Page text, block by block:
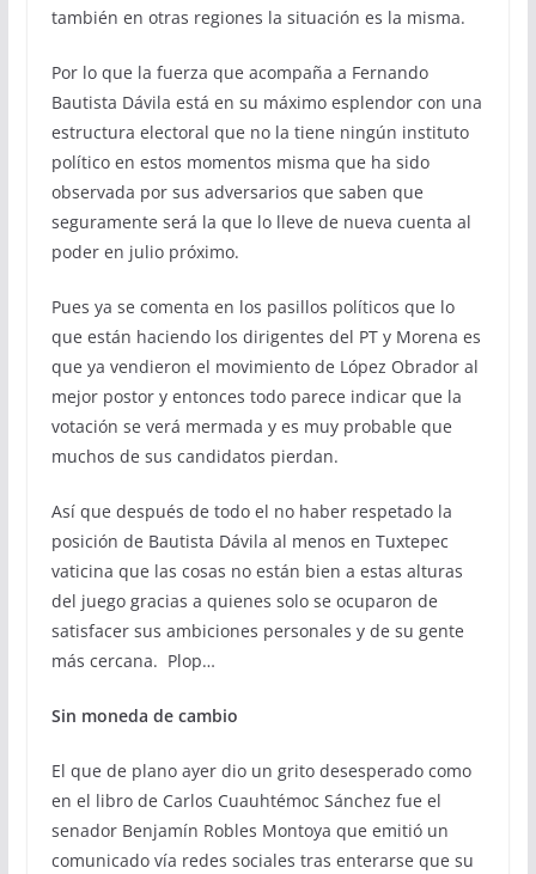
también en otras regiones la situación es la misma.
Por lo que la fuerza que acompaña a Fernando
Bautista Dávila está en su máximo esplendor con una
estructura electoral que no la tiene ningún instituto
político en estos momentos misma que ha sido
observada por sus adversarios que saben que
seguramente será la que lo lleve de nueva cuenta al
poder en julio próximo.
Pues ya se comenta en los pasillos políticos que lo
que están haciendo los dirigentes del PT y Morena es
que ya vendieron el movimiento de López Obrador al
mejor postor y entonces todo parece indicar que la
votación se verá mermada y es muy probable que
muchos de sus candidatos pierdan.
Así que después de todo el no haber respetado la
posición de Bautista Dávila al menos en Tuxtepec
vaticina que las cosas no están bien a estas alturas
del juego gracias a quienes solo se ocuparon de
satisfacer sus ambiciones personales y de su gente
más cercana. Plop…
Sin moneda de cambio
El que de plano ayer dio un grito desesperado como
en el libro de Carlos Cuauhtémoc Sánchez fue el
senador Benjamín Robles Montoya que emitió un
comunicado vía redes sociales tras enterarse que su